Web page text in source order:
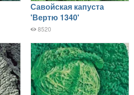
Савойская капуста
'Вертю 1340'
8520